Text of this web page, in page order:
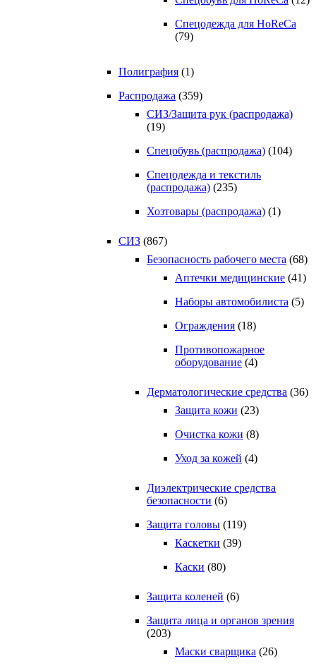
Спецодежда для HoReCa
(79)
Полиграфия (1)
Распродажа (359)
СИЗ/Защита рук (распродажа)
(19)
Спецобувь (распродажа) (104)
Спецодежда и текстиль
(распродажа) (235)
Хозтовары (распродажа) (1)
СИЗ (867)
Безопасность рабочего места (68)
Аптечки медицинские (41)
Наборы автомобилиста (5)
Ограждения (18)
Противопожарное
оборудование (4)
Дерматологические средства (36)
Защита кожи (23)
Очистка кожи (8)
Уход за кожей (4)
Диэлектрические средства
безопасности (6)
Защита головы (119)
Каскетки (39)
Каски (80)
Защита коленей (6)
Защита лица и органов зрения
(203)
Маски сварщика (26)